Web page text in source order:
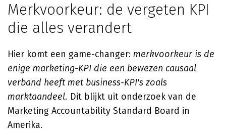
Merkvoorkeur: de vergeten KPI
die alles verandert
Hier komt een game-changer: merkvoorkeur is de
enige marketing-KPI die een bewezen causaal
verband heeft met business-KPI's zoals
marktaandeel. Dit blijkt uit onderzoek van de
Marketing Accountability Standard Board in
Amerika.